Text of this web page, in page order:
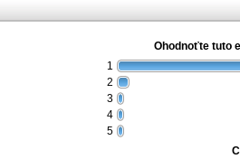
Ohodnoťte tuto
1
2
3
4
5